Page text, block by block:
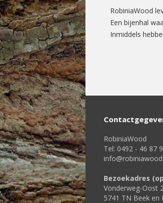
RobiniaWood
Een bijenhal
Inmiddels
RobiniaWood
Tel: 0492 - 46 87
Bezoekadres
Vonderweg-Oost 2
5741 TN Beek en